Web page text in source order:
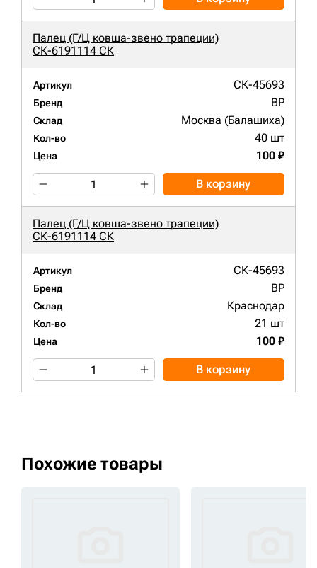
Палец (Г/Ц ковша-звено трапеции)
СК-6191114 СК
Артикул СК-45693
Бренд BP
Склад Москва (Балашиха)
Кол-во 40 шт
Цена 100 ₽
В корзину
Палец (Г/Ц ковша-звено трапеции)
СК-6191114 СК
Артикул СК-45693
Бренд BP
Склад Краснодар
Кол-во 21 шт
Цена 100 ₽
В корзину
Похожие товары